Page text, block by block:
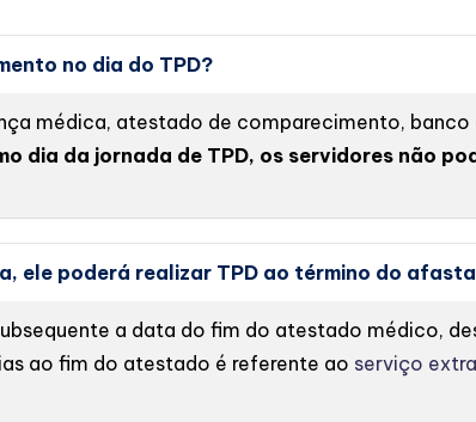
no dia do TPD?
médica, atestado de comparecimento,
dia da jornada de TPD, os servidores não
ele poderá realizar TPD ao término do
a data do fim do atestado médico,
ao fim do atestado é referente ao serviço